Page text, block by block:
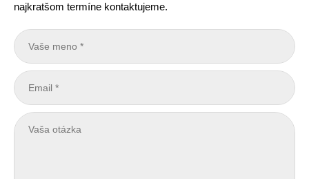
najkratšom termíne kontaktujeme.